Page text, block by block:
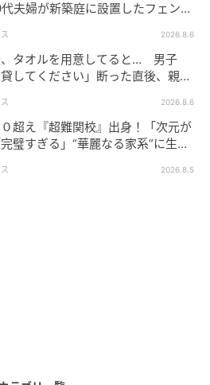
夫婦が新築庭に設置したフェン
2026.8.6
タオルを用意してると… 男子
貸してください」断った直後、親が
2026.8.6
超え『超難関校』出身！「次元が
璧すぎる」“華麗なる家系”に生ま
2026.8.5